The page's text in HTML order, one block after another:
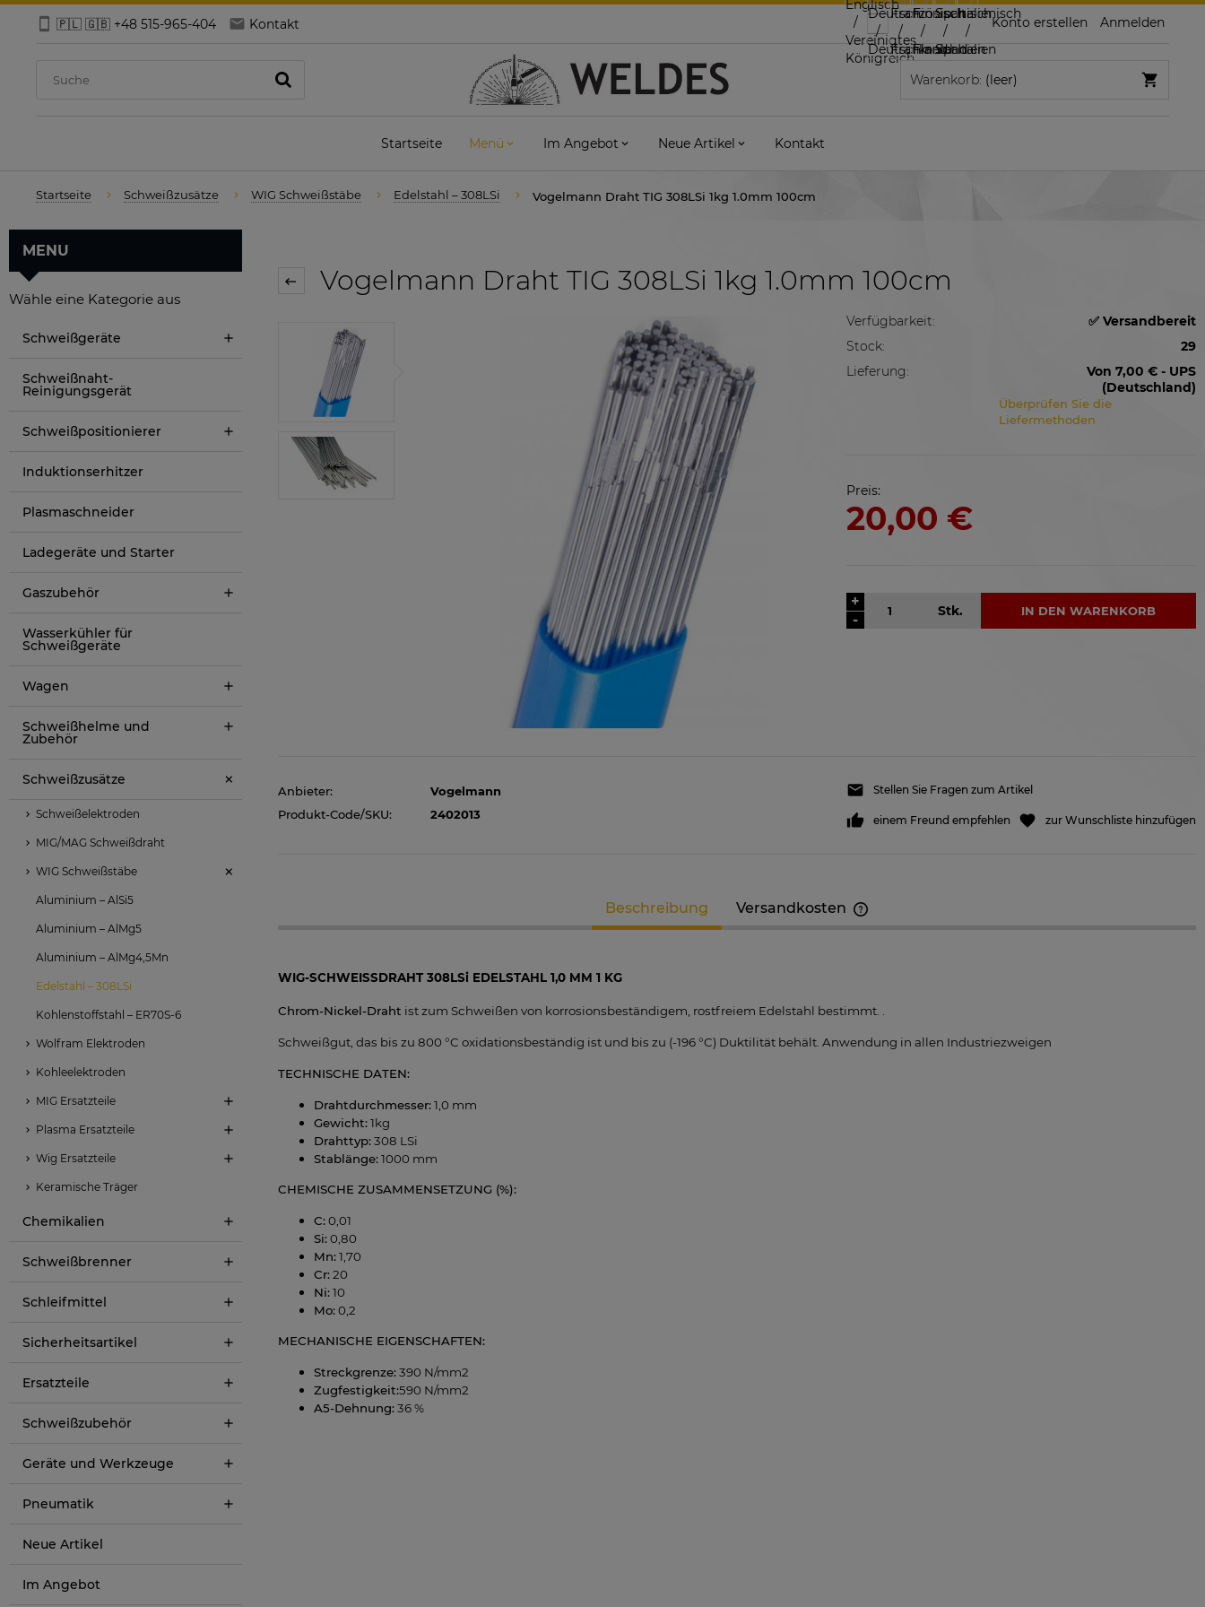
🇵🇱 🇬🇧 +48 515-965-404 Kontakt Konto erstellen Anmelden
Warenkorb: (leer)
Startseite Menü Im Angebot Neue Artikel Kontakt
Startseite Schweißzusätze WIG Schweißstäbe Edelstahl – 308LSi Vogelmann Draht TIG 308LSi 1kg 1.0mm 100cm
MENU
Wähle eine Kategorie aus
Schweißgeräte
Schweißnaht-
Reinigungsgerät
Schweißpositionierer
Induktionserhitzer
Plasmaschneider
Ladegeräte und Starter
Gaszubehör
Wasserkühler für
Schweißgeräte
Wagen
Schweißhelme und
Zubehör
Schweißzusätze
Schweißelektroden
MIG/MAG Schweißdraht
WIG Schweißstäbe
Aluminium – AlSi5
Aluminium – AlMg5
Aluminium – AlMg4,5Mn
Edelstahl – 308LSi
Kohlenstoffstahl – ER70S-6
Wolfram Elektroden
Kohleelektroden
MIG Ersatzteile
Plasma Ersatzteile
Wig Ersatzteile
Keramische Träger
Chemikalien
Schweißbrenner
Schleifmittel
Sicherheitsartikel
Ersatzteile
Schweißzubehör
Geräte und Werkzeuge
Pneumatik
Neue Artikel
Im Angebot
Vogelmann Draht TIG 308LSi 1kg 1.0mm 100cm
Verfügbarkeit:
✅ Versandbereit
Stock:
29
Lieferung:
Von 7,00 € - UPS
(Deutschland)
Überprüfen Sie die
Liefermethoden
Preis:
20,00 €
-
+
Stk. IN DEN WARENKORB
Anbieter:
Vogelmann
Produkt-Code/SKU:
2402013
Stellen Sie Fragen zum Artikel
einem Freund empfehlen zur Wunschliste hinzufügen
Beschreibung Versandkosten
WIG-SCHWEISSDRAHT 308LSi EDELSTAHL 1,0 MM 1 KG
Chrom-Nickel-Draht ist zum Schweißen von korrosionsbeständigem, rostfreiem Edelstahl bestimmt. .
Schweißgut, das bis zu 800 °C oxidationsbeständig ist und bis zu (-196 °C) Duktilität behält. Anwendung in allen Industriezweigen
TECHNISCHE DATEN:
Drahtdurchmesser:1,0 mm
Gewicht:1kg
Drahttyp:308 LSi
Stablänge:1000 mm
CHEMISCHE ZUSAMMENSETZUNG (%):
C:0,01
Si:0,80
Mn:1,70
Cr:20
Ni:10
Mo:0,2
MECHANISCHE EIGENSCHAFTEN:
Streckgrenze:390 N/mm2
Zugfestigkeit:590 N/mm2
A5-Dehnung:36 %